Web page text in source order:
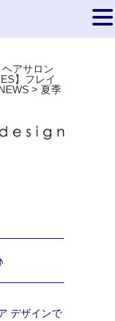
アサロン
】フレイ
> 夏季
デザインで